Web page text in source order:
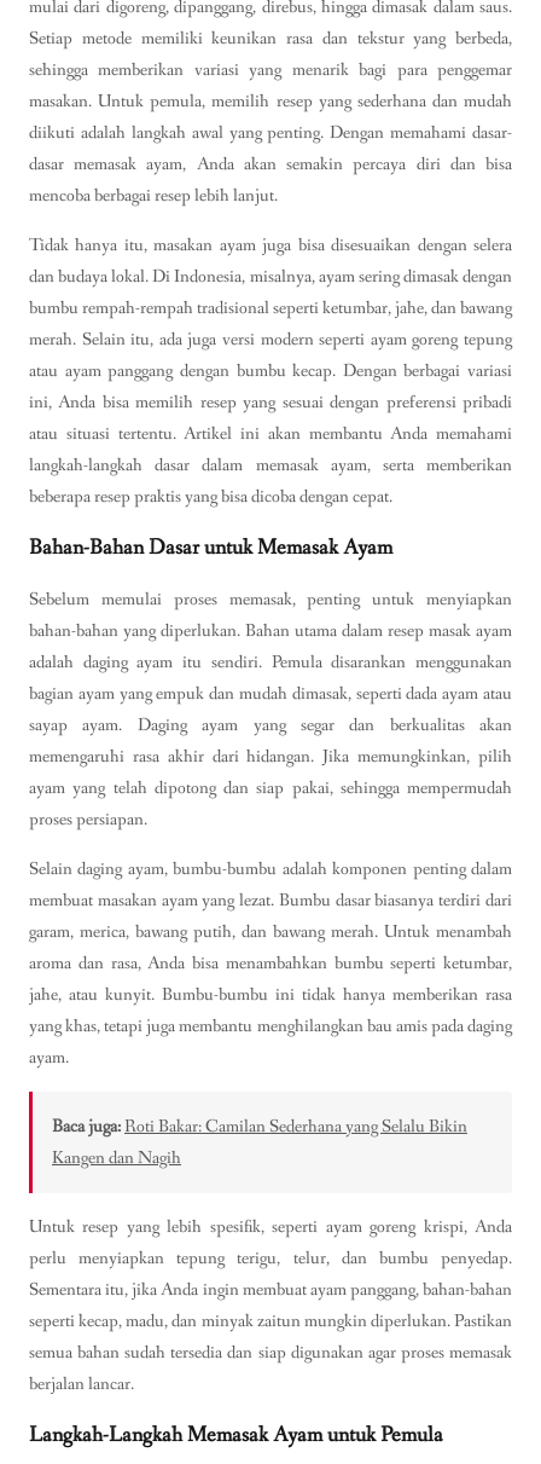
mulai dari digoreng, dipanggang, direbus, hingga dimasak dalam saus.
Setiap metode memiliki keunikan rasa dan tekstur yang berbeda,
sehingga memberikan variasi yang menarik bagi para penggemar
masakan. Untuk pemula, memilih resep yang sederhana dan mudah
diikuti adalah langkah awal yang penting. Dengan memahami dasar-
dasar memasak ayam, Anda akan semakin percaya diri dan bisa
mencoba berbagai resep lebih lanjut.
Tidak hanya itu, masakan ayam juga bisa disesuaikan dengan selera
dan budaya lokal. Di Indonesia, misalnya, ayam sering dimasak dengan
bumbu rempah-rempah tradisional seperti ketumbar, jahe, dan bawang
merah. Selain itu, ada juga versi modern seperti ayam goreng tepung
atau ayam panggang dengan bumbu kecap. Dengan berbagai variasi
ini, Anda bisa memilih resep yang sesuai dengan preferensi pribadi
atau situasi tertentu. Artikel ini akan membantu Anda memahami
langkah-langkah dasar dalam memasak ayam, serta memberikan
beberapa resep praktis yang bisa dicoba dengan cepat.
Bahan-Bahan Dasar untuk Memasak Ayam
Sebelum memulai proses memasak, penting untuk menyiapkan
bahan-bahan yang diperlukan. Bahan utama dalam resep masak ayam
adalah daging ayam itu sendiri. Pemula disarankan menggunakan
bagian ayam yang empuk dan mudah dimasak, seperti dada ayam atau
sayap ayam. Daging ayam yang segar dan berkualitas akan
memengaruhi rasa akhir dari hidangan. Jika memungkinkan, pilih
ayam yang telah dipotong dan siap pakai, sehingga mempermudah
proses persiapan.
Selain daging ayam, bumbu-bumbu adalah komponen penting dalam
membuat masakan ayam yang lezat. Bumbu dasar biasanya terdiri dari
garam, merica, bawang putih, dan bawang merah. Untuk menambah
aroma dan rasa, Anda bisa menambahkan bumbu seperti ketumbar,
jahe, atau kunyit. Bumbu-bumbu ini tidak hanya memberikan rasa
yang khas, tetapi juga membantu menghilangkan bau amis pada daging
ayam.
Baca juga:Roti Bakar: Camilan Sederhana yang Selalu Bikin
Kangen dan Nagih
Untuk resep yang lebih spesifik, seperti ayam goreng krispi, Anda
perlu menyiapkan tepung terigu, telur, dan bumbu penyedap.
Sementara itu, jika Anda ingin membuat ayam panggang, bahan-bahan
seperti kecap, madu, dan minyak zaitun mungkin diperlukan. Pastikan
semua bahan sudah tersedia dan siap digunakan agar proses memasak
berjalan lancar.
Langkah-Langkah Memasak Ayam untuk Pemula